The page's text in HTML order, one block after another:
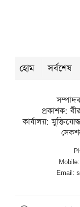
অনিয়মের
শনিবার ● ৮ আগস্ট
হোম সর্বশেষ
প্রকাশক:
কার্যালয়:
Email: